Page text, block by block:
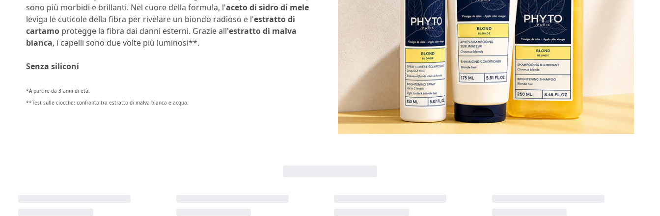
sono più morbidi e brillanti. Nel cuore della formula, l'aceto di sidro di mele
leviga le cuticole della fibra per rivelare un biondo radioso e l'estratto di
cartamo protegge la fibra dai danni esterni. Grazie all'estratto di malva
bianca, i capelli sono due volte più luminosi**.
Senza siliconi
*A partire da 3 anni di età.
**Test sulle ciocche: confronto tra estratto di malva bianca e acqua.